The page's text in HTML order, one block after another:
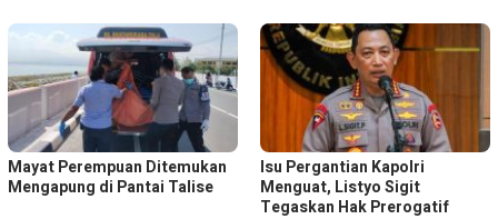
Mayat Perempuan Ditemukan
Mengapung di Pantai Talise
Isu Pergantian Kapolri
Menguat, Listyo Sigit
Tegaskan Hak Prerogatif